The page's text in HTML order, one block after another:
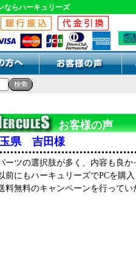
ならハーキュリーズ
お客様の声
県 吉田様
ーツの選択肢が多く、内容も良か
前にもハーキュリーズでPCを購
料無料のキャンペーンを行ってい